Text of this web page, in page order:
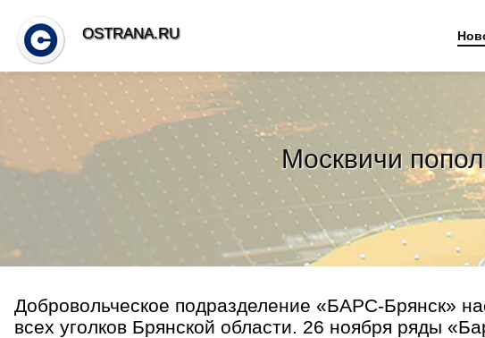
Москвичи
Добровольческое подразделение «БАРС-Брянск»
всех уголков Брянской области. 26 ноября ряды
OSTRANA.RU